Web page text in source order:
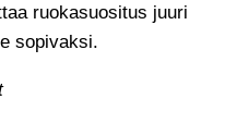
ruokasuositus juuri
sopivaksi.